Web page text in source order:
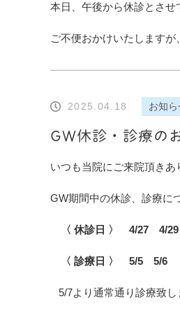
本日、午後から休診とさせ
ご不便おかけいたしますが
2025.04.18 お知ら
GW休診・診療の
いつも当院にご来院頂きあ
GW期間中の休診、診療に
〈 休診日 〉 4/27 4/
〈 診療日 〉 5/5 5/6
5/7より通常通り診療致し